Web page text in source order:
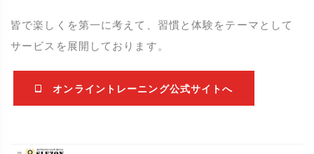
皆で楽しくを第一に考えて、習慣と体験をテーマとして
サービスを展開しております。
オンライントレーニング公式サイトへ